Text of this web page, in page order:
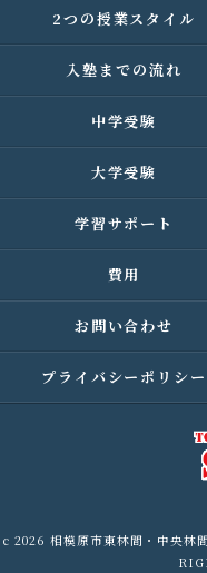
2つの授業スタイル
入塾までの流れ
中学受験
大学受験
学習サポート
費用
お問い合わせ
プライバシーポリシー
c 2026 相模原市東林間・中央林